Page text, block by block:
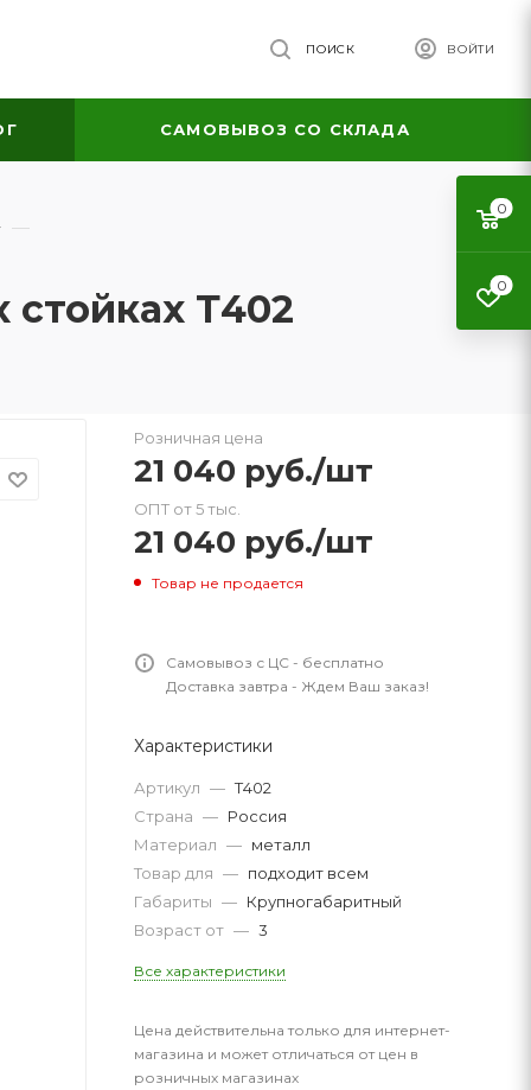
ВОЙТИ
ПОИСК
САМОВЫВОЗ СО СКЛАДА
—
Т402
Розничная цена
21 040 руб./шт
ОПТ от 5 тыс.
21 040 руб./шт
Товар не продается
Самовывоз с ЦС - бесплатно
Доставка завтра - Ждем Ваш заказ!
Характеристики
Артикул — Т402
Страна — Россия
Материал — металл
Товар для — подходит всем
Габариты — Крупногабаритный
Возраст от — 3
Все характеристики
Цена действительна только для интернет-
магазина и может отличаться от цен в
розничных магазинах
0
0